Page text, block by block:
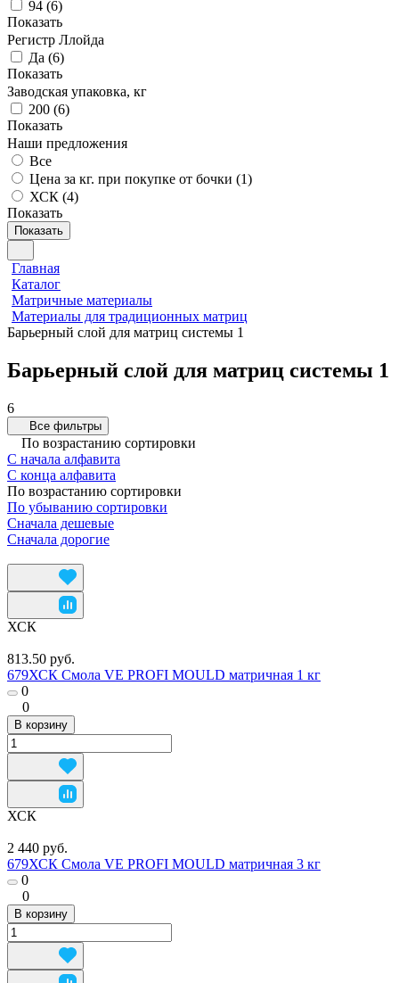
94 (6)
Показать
Регистр Ллойда
Да (6)
Показать
Заводская упаковка, кг
200 (6)
Показать
Наши предложения
Все
Цена за кг. при покупке от бочки (1)
ХСК (4)
Показать
Показать
Главная
Каталог
Матричные материалы
Материалы для традиционных матриц
Барьерный слой для матриц системы 1
Барьерный слой для матриц системы 1
6
Все фильтры
По возрастанию сортировки
С начала алфавита
С конца алфавита
По возрастанию сортировки
По убыванию сортировки
Сначала дешевые
Сначала дорогие
ХСК
813.50 руб.
679ХСК Смола VE PROFI MOULD матричная 1 кг
0
0
В корзину
ХСК
2 440 руб.
679ХСК Смола VE PROFI MOULD матричная 3 кг
0
0
В корзину